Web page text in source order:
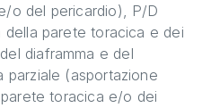
o del pericardio), P/D
della parete toracica e dei
diaframma e del
parziale (asportazione
toracica e/o dei